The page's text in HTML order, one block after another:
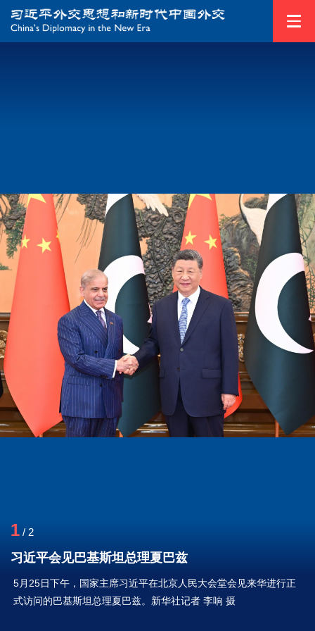
1/2
1 / 2
习近平会见巴基斯坦总理夏巴兹
5月25日下午，国家主席习近平在北京人民大会堂会见来华进行正
式访问的巴基斯坦总理夏巴兹。新华社记者 李响 摄